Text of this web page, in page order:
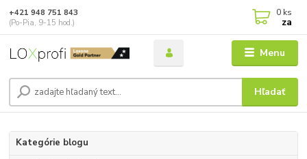
Menu
Hľadať
+421 948 751 843
(Po-Pia, 9-15 hod.)
0 ks
za
Kategórie blogu